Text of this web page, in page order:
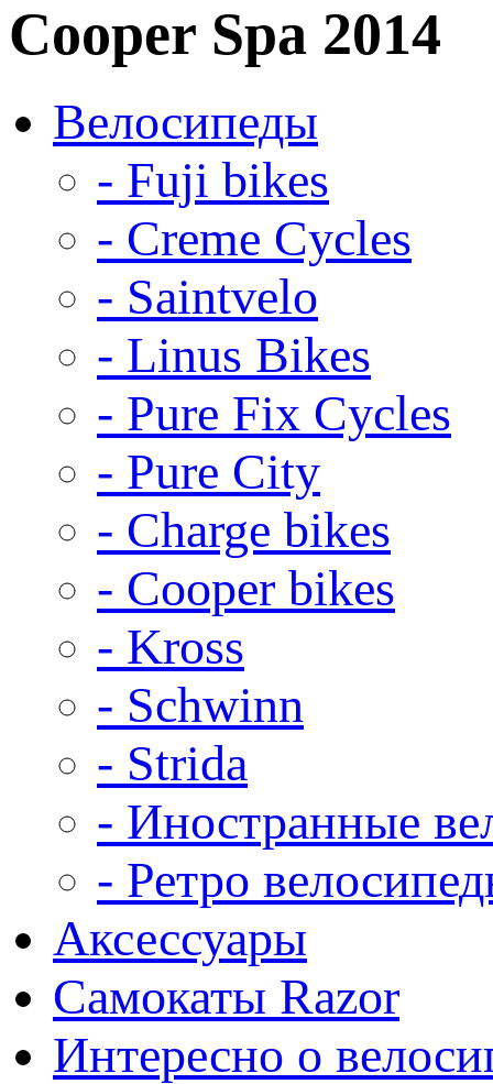
Cooper Spa 2014
Велосипеды
- Fuji bikes
- Creme Cycles
- Saintvelo
- Linus Bikes
- Pure Fix Cycles
- Pure City
- Charge bikes
- Cooper bikes
- Kross
- Schwinn
- Strida
- Иностранные
- Ретро
Аксессуары
Самокаты Razor
Интересно о